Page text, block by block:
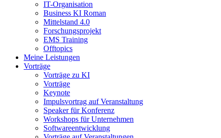
IT-Organisation
Business KI Roman
Mittelstand 4.0
Forschungsprojekt
EMS Training
Offtopics
Meine Leistungen
Vorträge
Vorträge zu KI
Vorträge
Keynote
Impulsvortrag auf Veranstaltung
Speaker für Konferenz
Workshops für Unternehmen
Softwareentwicklung